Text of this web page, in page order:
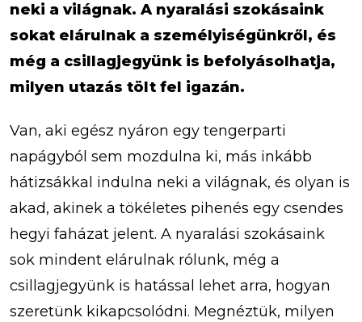
neki a világnak. A nyaralási szokásaink
sokat elárulnak a személyiségünkről, és
még a csillagjegyünk is befolyásolhatja,
milyen utazás tölt fel igazán.
Van, aki egész nyáron egy tengerparti
napágyból sem mozdulna ki, más inkább
hátizsákkal indulna neki a világnak, és olyan is
akad, akinek a tökéletes pihenés egy csendes
hegyi faházat jelent. A nyaralási szokásaink
sok mindent elárulnak rólunk, még a
csillagjegyünk is hatással lehet arra, hogyan
szeretünk kikapcsolódni. Megnéztük, milyen